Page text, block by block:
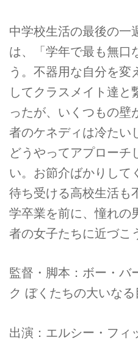
中学校⽣活の最後の⼀
は、「学年で最も無⼝
う。不器⽤な⾃分を変
してクラスメイト達と
ったが、いくつもの壁
者のケネディは冷たい
どうやってアプローチ
い。お節介ばかりして
待ち受ける⾼校⽣活も
学卒業を前に、憧れの
者の⼥⼦たちに近づこ
監督・脚本：ボー・バ
ク ぼくたちの⼤いなる
出演：エルシー・フィ